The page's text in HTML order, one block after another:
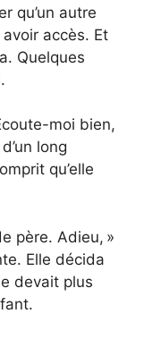
qu’un autre
accès. Et
Quelques
moi bien,
long
qu’elle
père. Adieu, »
Elle décida
devait plus